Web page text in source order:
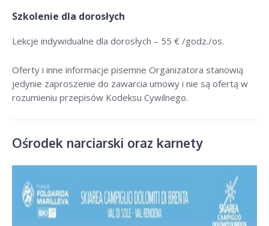
Szkolenie dla dorosłych
Lekcje indywidualne dla dorosłych – 55 € /godz./os.
Oferty i inne informacje pisemne Organizatora stanowią
jedynie zaproszenie do zawarcia umowy i nie są ofertą w
rozumieniu przepisów Kodeksu Cywilnego.
Ośrodek narciarski oraz karnety